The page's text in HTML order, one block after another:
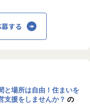
データが必要との
ンターンを始める。
finatext/n/n6b2319a
で働き、データ分析
るように進められま
伸びに伴い、理系
ます。同社代表の
に約15年携わって
いきます。
つなぐTECH領域の
する
と場所は自由！住まいを
支援をしませんか？ の